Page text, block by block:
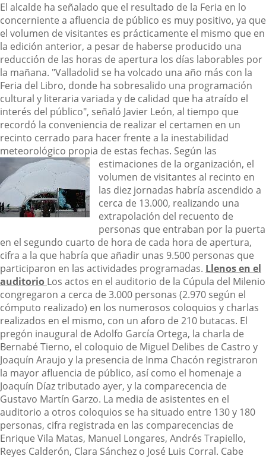
El alcalde ha señalado que el resultado de la Feria en lo
concerniente a afluencia de público es muy positivo, ya que
el volumen de visitantes es prácticamente el mismo que en
la edición anterior, a pesar de haberse producido una
reducción de las horas de apertura los días laborables por
la mañana. "Valladolid se ha volcado una año más con la
Feria del Libro, donde ha sobresalido una programación
cultural y literaria variada y de calidad que ha atraído el
interés del público", señaló Javier León, al tiempo que
recordó la conveniencia de realizar el certamen en un
recinto cerrado para hacer frente a la inestabilidad
meteorológico propia de estas fechas. Según las
estimaciones de la organización, el
volumen de visitantes al recinto en
las diez jornadas habría ascendido a
cerca de 13.000, realizando una
extrapolación del recuento de
personas que entraban por la puerta
en el segundo cuarto de hora de cada hora de apertura,
cifra a la que habría que añadir unas 9.500 personas que
participaron en las actividades programadas. Llenos en el
auditorio Los actos en el auditorio de la Cúpula del Milenio
congregaron a cerca de 3.000 personas (2.970 según el
cómputo realizado) en los numerosos coloquios y charlas
realizados en el mismo, con un aforo de 210 butacas. El
pregón inaugural de Adolfo García Ortega, la charla de
Bernabé Tierno, el coloquio de Miguel Delibes de Castro y
Joaquín Araujo y la presencia de Inma Chacón registraron
la mayor afluencia de público, así como el homenaje a
Joaquín Díaz tributado ayer, y la comparecencia de
Gustavo Martín Garzo. La media de asistentes en el
auditorio a otros coloquios se ha situado entre 130 y 180
personas, cifra registrada en las comparecencias de
Enrique Vila Matas, Manuel Longares, Andrés Trapiello,
Reyes Calderón, Clara Sánchez o José Luis Corral. Cabe